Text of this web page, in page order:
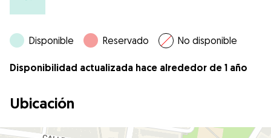
Disponible Reservado No disponible
Disponibilidad actualizada hace alrededor de 1 año
Ubicación